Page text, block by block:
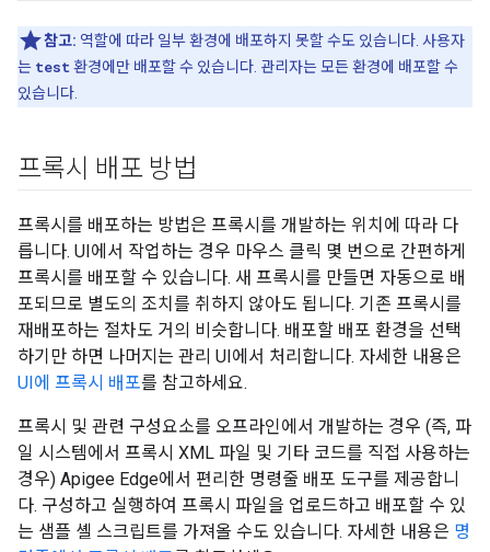
참고: 역할에 따라 일부 환경에 배포하지 못할 수도 있습니다. 사용자
는 test 환경에만 배포할 수 있습니다. 관리자는 모든 환경에 배포할 수
있습니다.
프록시 배포 방법
프록시를 배포하는 방법은 프록시를 개발하는 위치에 따라 다
릅니다. UI에서 작업하는 경우 마우스 클릭 몇 번으로 간편하게
프록시를 배포할 수 있습니다. 새 프록시를 만들면 자동으로 배
포되므로 별도의 조치를 취하지 않아도 됩니다. 기존 프록시를
재배포하는 절차도 거의 비슷합니다. 배포할 배포 환경을 선택
하기만 하면 나머지는 관리 UI에서 처리합니다. 자세한 내용은
UI에 프록시 배포를 참고하세요.
프록시 및 관련 구성요소를 오프라인에서 개발하는 경우 (즉, 파
일 시스템에서 프록시 XML 파일 및 기타 코드를 직접 사용하는
경우) Apigee Edge에서 편리한 명령줄 배포 도구를 제공합니
다. 구성하고 실행하여 프록시 파일을 업로드하고 배포할 수 있
는 샘플 셸 스크립트를 가져올 수도 있습니다. 자세한 내용은 명